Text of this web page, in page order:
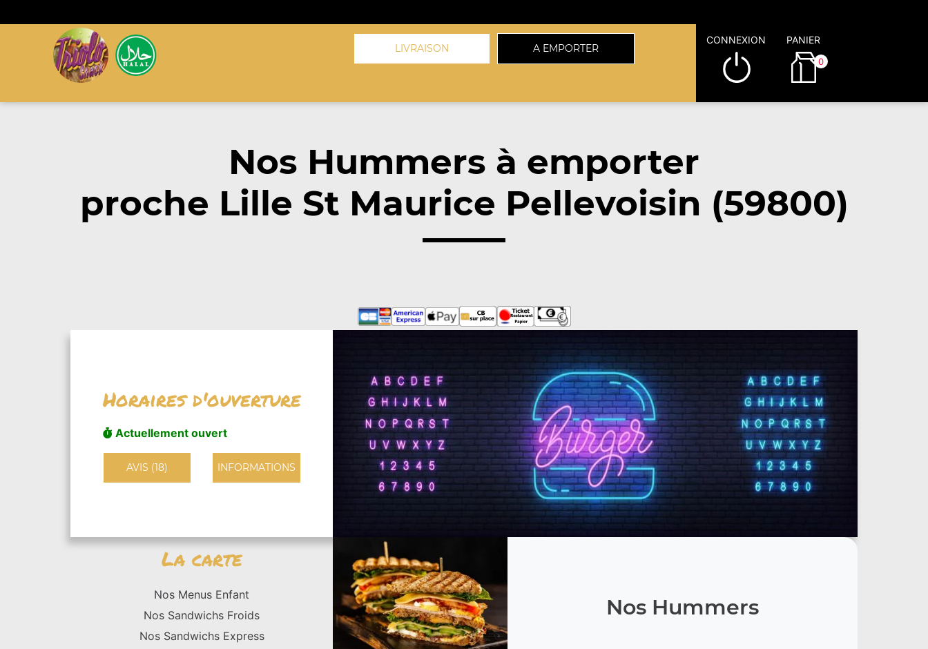
LIVRAISON A EMPORTER
CONNEXION PANIER
0
Nos Hummers à emporter
proche Lille St Maurice Pellevoisin (59800)
Horaires d'ouverture
Actuellement ouvert
AVIS (18) INFORMATIONS
La carte
Nos Menus Enfant
Nos Sandwichs Froids
Nos Sandwichs Express
Nos Hummers